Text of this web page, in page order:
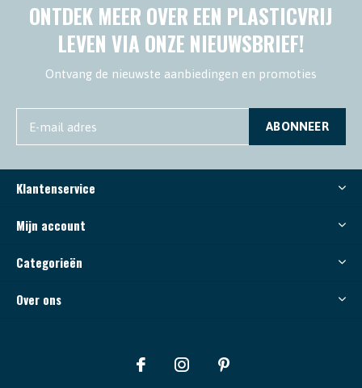
ONTDEK MEER OVER EEN PLASTICVRIJ
LEVEN VIA ONZE NIEUWSBRIEF!
Ontvang de nieuwste aanbiedingen en promoties
ABONNEER
Klantenservice
Mijn account
Categorieën
Over ons